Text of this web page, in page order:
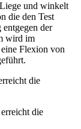
und winkelt
die den Test
der
wird im
Flexion von
die
die